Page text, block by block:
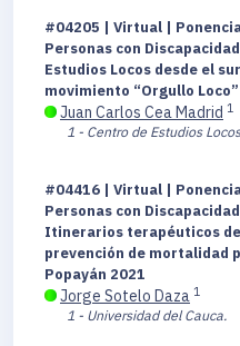
#04205 | Virtual |
Personas con Discapacidad
Estudios Locos desde el
movimiento “Orgullo
Juan Carlos Cea Madrid 1
1 - Centro de Estudios
#04416 | Virtual |
Personas con Discapacidad
Itinerarios terapéuticos
prevención de mortalidad
Popayán 2021
Jorge Sotelo Daza 1
1 - Universidad del Cauca.